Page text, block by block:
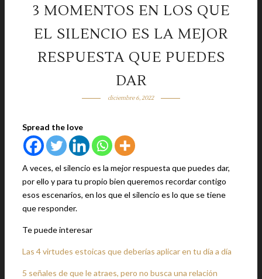
3 MOMENTOS EN LOS QUE
EL SILENCIO ES LA MEJOR
RESPUESTA QUE PUEDES
DAR
diciembre 6, 2022
Spread the love
A veces, el silencio es la mejor respuesta que puedes dar,
por ello y para tu propio bien queremos recordar contigo
esos escenarios, en los que el silencio es lo que se tiene
que responder.
Te puede interesar
Las 4 virtudes estoicas que deberías aplicar en tu día a día
5 señales de que le atraes, pero no busca una relación